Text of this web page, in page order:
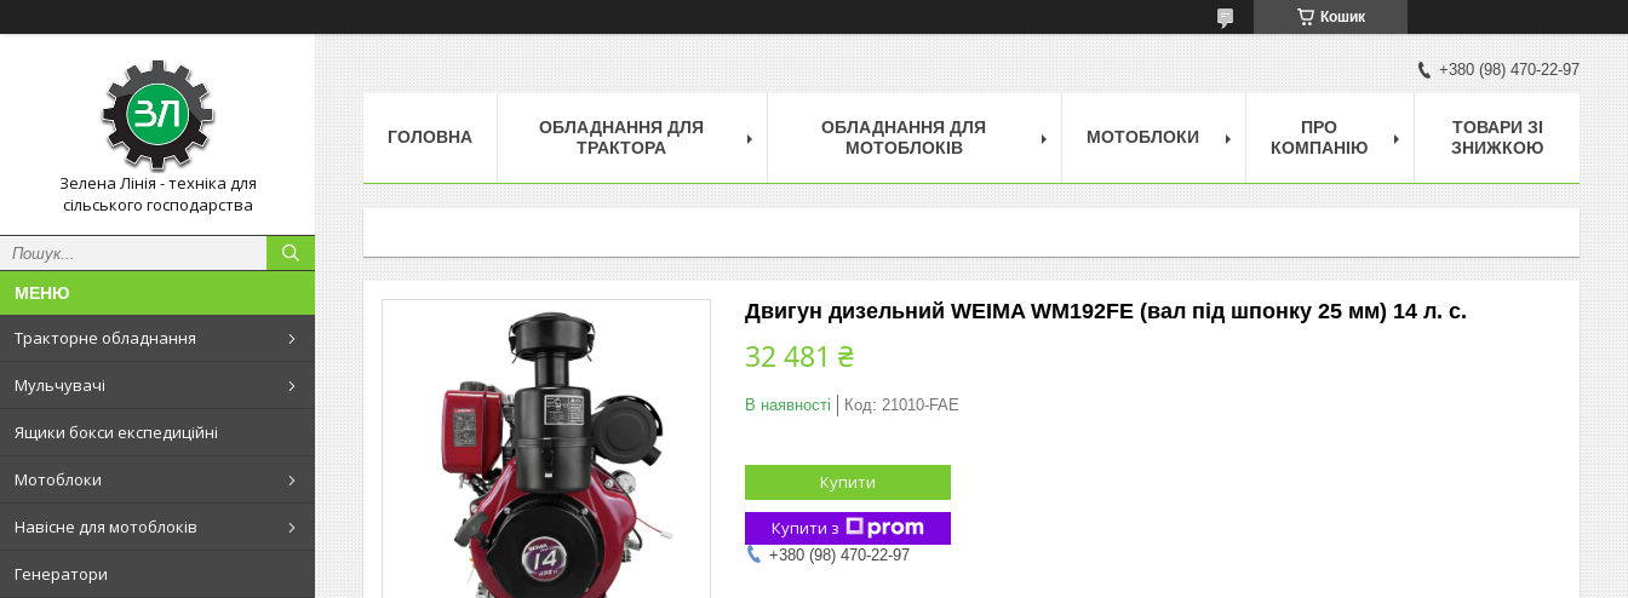
Кошик
Зелена Лінія - техніка для
сільського господарства
Тракторне обладнання
Мульчувачі
Ящики бокси експедиційні
Мотоблоки
Навісне для мотоблоків
Генератори
+380 (98) 470-22-97
ГОЛОВНА
ОБЛАДНАННЯ ДЛЯ
ТРАКТОРА
ОБЛАДНАННЯ ДЛЯ
МОТОБЛОКІВ
МОТОБЛОКИ
ПРО
КОМПАНІЮ
ТОВАРИ ЗІ
ЗНИЖКОЮ
Двигун дизельний WEIMA WM192FЕ (вал під шпонку 25 мм) 14 л. с.
32 481 ₴
В наявності Код: 21010-FAE
Купити
Купити з
+380 (98) 470-22-97